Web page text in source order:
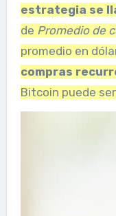
estrategia se
de Promedio de
promedio en
compras
Bitcoin puede